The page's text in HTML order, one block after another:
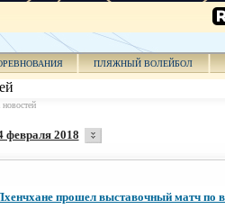
ПЛЯЖНЫЙ ВОЛЕЙБОЛ
новостей
февраля 2018
прошел выставочный матч по